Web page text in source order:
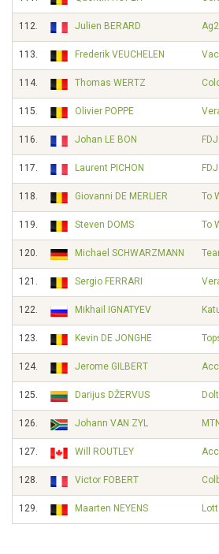
112. Julien BERARD
113. Frederik VEUCHELEN
114. Thomas WERTZ
115. Olivier POPPE
116. Johan LE BON
117. Laurent PICHON
118. Giovanni DE MERLIER To
119. Steven DOMS To
120. Michael SCHWARZMANN
121. Sergio FERRARI
122. Mikhail IGNATYEV
123. Kevin DE JONGHE
124. Jerome GILBERT
125. Darijus DŽERVUS
126. Johann VAN ZYL
127. Will ROUTLEY
128. Victor FOBERT
129. Maarten NEYENS